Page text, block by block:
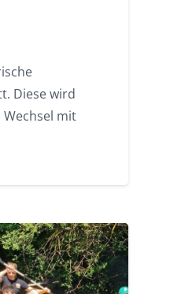
Diese wird
mit